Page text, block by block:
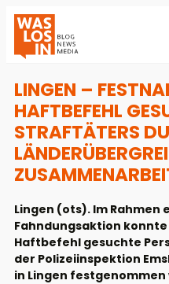
LINGEN –
HAFTBEFEHL
STRAFTÄTERS
Lingen (ots). Im
Fahndungsaktion konnte
Haftbefehl gesuchte
der Polizeiinspektion
in Lingen festgenommen